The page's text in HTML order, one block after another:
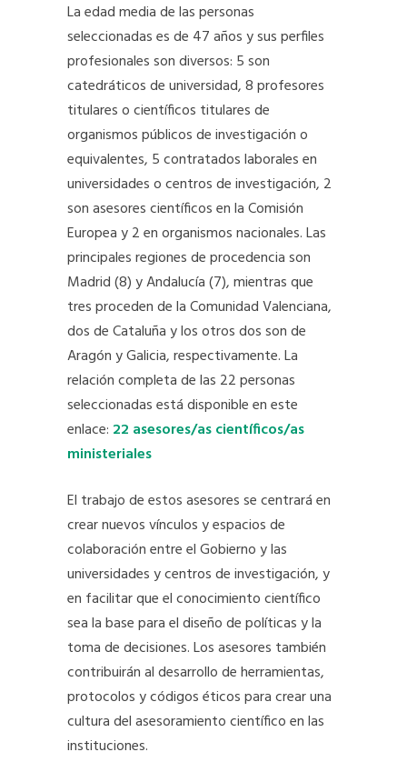
La edad media de las personas
seleccionadas es de 47 años y sus perfiles
profesionales son diversos: 5 son
catedráticos de universidad, 8 profesores
titulares o científicos titulares de
organismos públicos de investigación o
equivalentes, 5 contratados laborales en
universidades o centros de investigación, 2
son asesores científicos en la Comisión
Europea y 2 en organismos nacionales. Las
principales regiones de procedencia son
Madrid (8) y Andalucía (7), mientras que
tres proceden de la Comunidad Valenciana,
dos de Cataluña y los otros dos son de
Aragón y Galicia, respectivamente. La
relación completa de las 22 personas
seleccionadas está disponible en este
enlace: 22 asesores/as científicos/as
ministeriales
El trabajo de estos asesores se centrará en
crear nuevos vínculos y espacios de
colaboración entre el Gobierno y las
universidades y centros de investigación, y
en facilitar que el conocimiento científico
sea la base para el diseño de políticas y la
toma de decisiones. Los asesores también
contribuirán al desarrollo de herramientas,
protocolos y códigos éticos para crear una
cultura del asesoramiento científico en las
instituciones.